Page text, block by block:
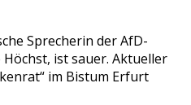
Sprecherin der AfD-
ist sauer. Aktueller
im Bistum Erfurt